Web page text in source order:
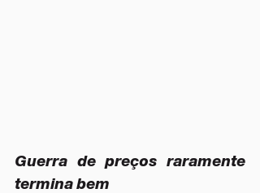
Guerra de preços raramente
termina bem